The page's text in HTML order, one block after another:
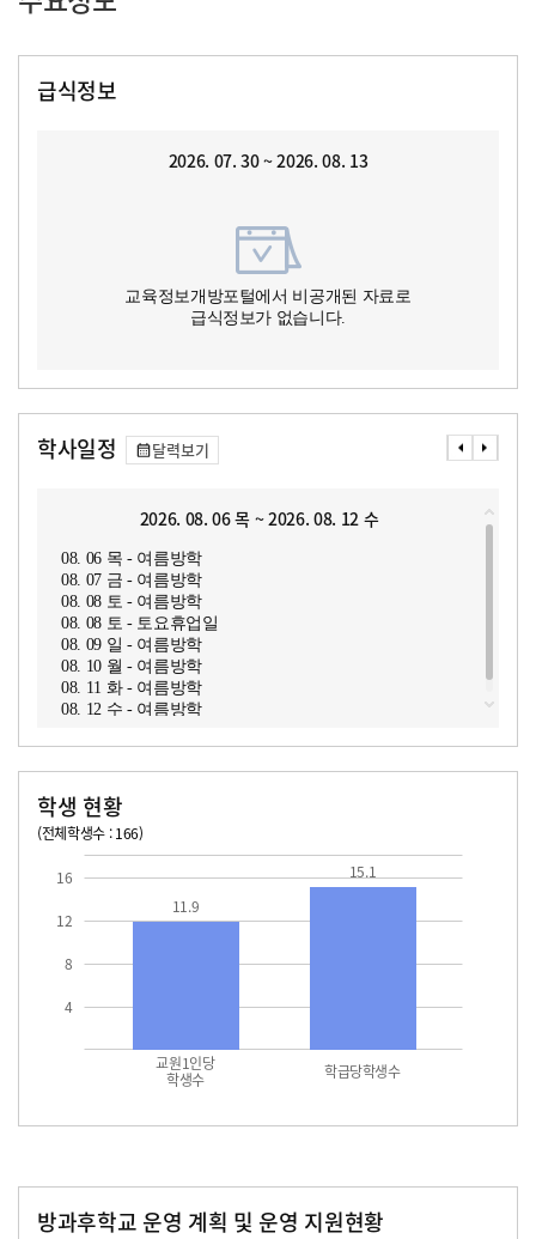
급식정보
2026. 07. 30 ~ 2026. 08. 13
교육정보개방포털에서 비공개된 자료로
급식정보가 없습니다.
학사일정 달력보기
2026. 08. 06 목 ~ 2026. 08. 12 수
08. 06 목 - 여름방학
08. 07 금 - 여름방학
08. 08 토 - 여름방학
08. 08 토 - 토요휴업일
08. 09 일 - 여름방학
08. 10 월 - 여름방학
08. 11 화 - 여름방학
08. 12 수 - 여름방학
학생 현황
(전체학생수 : 166)
4
8
12
16
교원1인당
학생수 학급당학생수
11.9
15.1
방과후학교 운영 계획 및 운영 지원현황